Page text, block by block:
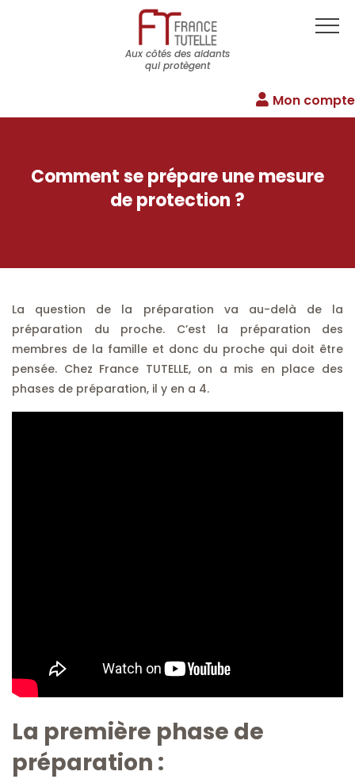
Aux côtés des aidants
qui protègent
Mon compte
Comment se prépare une mesure
de protection ?
La question de la préparation va au-delà de la
préparation du proche. C’est la préparation des
membres de la famille et donc du proche qui doit être
pensée. Chez France TUTELLE, on a mis en place des
phases de préparation, il y en a 4.
La première phase de
préparation :